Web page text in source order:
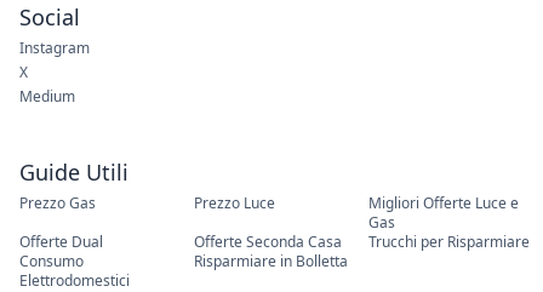
Guide Utili
Prezzo Gas Prezzo Luce
Migliori Offerte Luce e
Gas
Offerte Dual
Offerte Seconda Casa
Trucchi per Risparmiare
Consumo
Elettrodomestici
Risparmiare in Bolletta
Social
Instagram
X
Medium